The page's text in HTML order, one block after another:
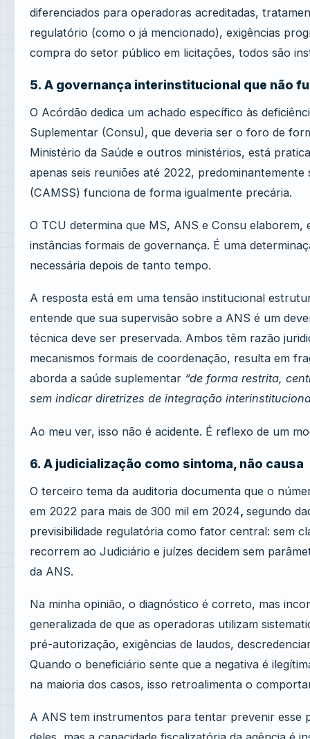
diferenciados para operadoras acreditadas,
regulatório (como o já mencionado), exigências
compra do setor público em licitações, todos são
5. A governança interinstitucional que não
O Acórdão dedica um achado específico às
Suplementar (Consu), que deveria ser o foro de
Ministério da Saúde e outros ministérios, está
apenas seis reuniões até 2022,
(CAMSS) funciona de forma igualmente precária.
O TCU determina que MS, ANS e Consu
instâncias formais de governança. É uma
necessária depois de tanto tempo.
A resposta está em uma tensão institucional
entende que sua supervisão sobre a ANS é um
técnica deve ser preservada. Ambos têm razão
mecanismos formais de coordenação, resulta em
aborda a saúde suplementar “de forma restrita,
sem indicar diretrizes de integração
Ao meu ver, isso não é acidente. É reflexo de um
6. A judicialização como sintoma, não causa
O terceiro tema da auditoria documenta que o
em 2022 para mais de 300 mil em 2024, segundo
previsibilidade regulatória como fator central: sem
recorrem ao Judiciário e juízes decidem sem
da ANS.
Na minha opinião, o diagnóstico é correto, mas
generalizada de que as operadoras utilizam
pré-autorização, exigências de laudos,
Quando o beneficiário sente que a negativa é
na maioria dos casos, isso retroalimenta o
A ANS tem instrumentos para tentar prevenir esse